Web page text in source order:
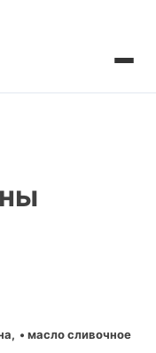
• масло сливочное